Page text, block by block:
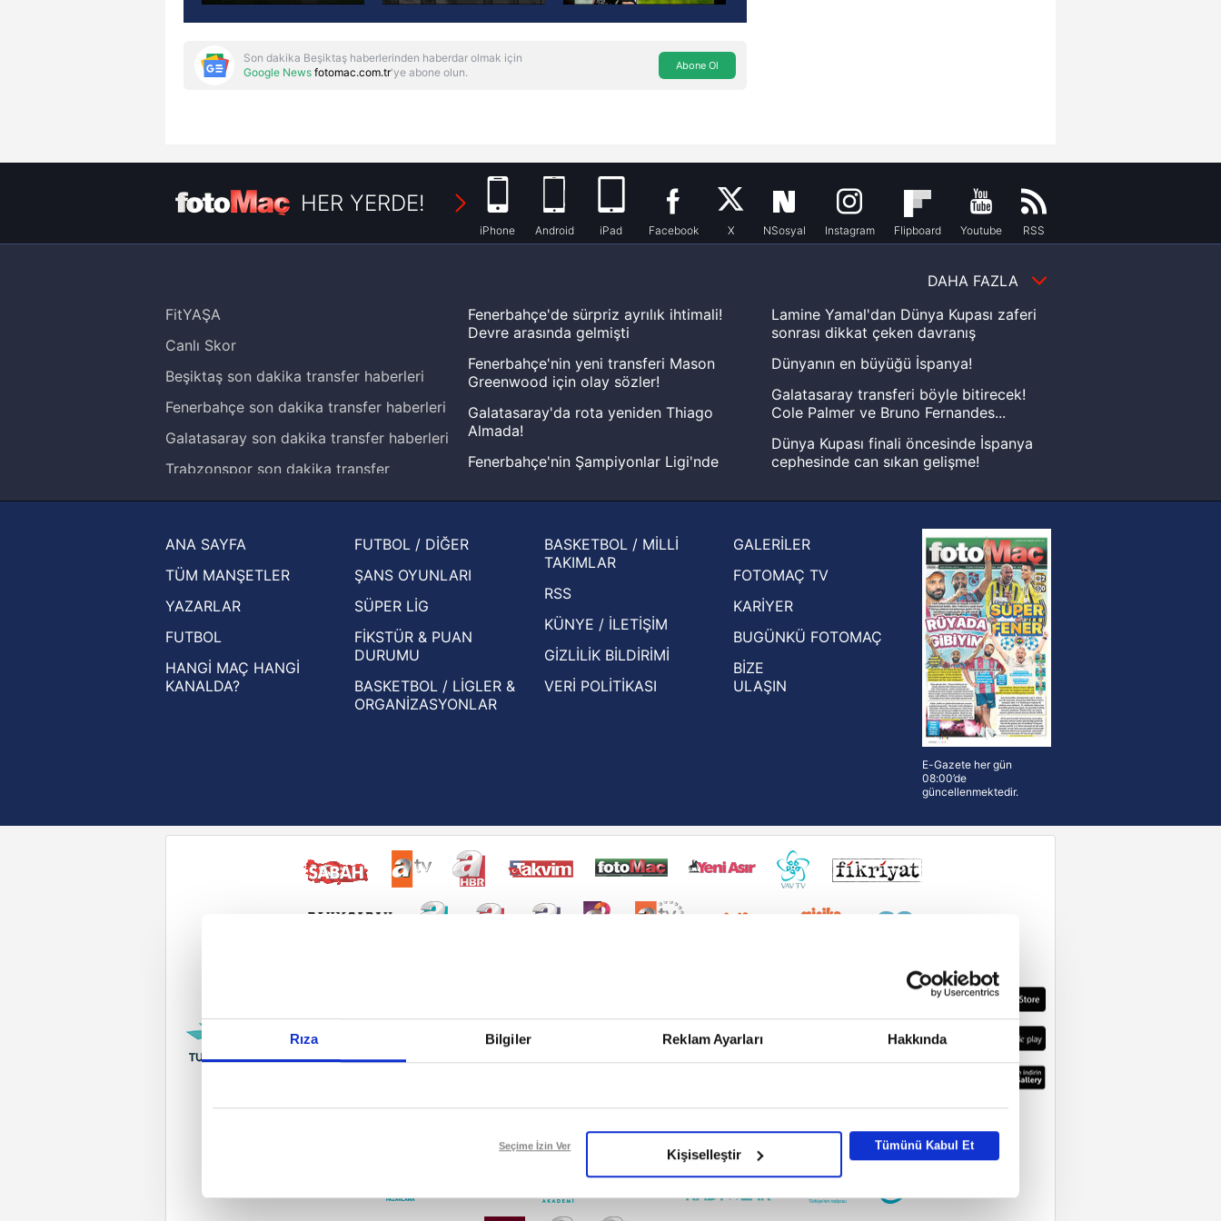
Rıza Bilgiler Reklam Ayarları Hakkında
Reddet
Seçime İzin Ver
Kişiselleştir
Tümünü Kabul Et
Son dakika Beşiktaş haberlerinden haberdar olmak için
Google News fotomac.com.tr'ye abone olun. Abone Ol
HER YERDE!
iPhone Android iPad Facebook X NSosyal Instagram Flipboard Youtube RSS
DAHA FAZLA
FitYAŞA
Canlı Skor
Beşiktaş son dakika transfer haberleri
Fenerbahçe son dakika transfer haberleri
Galatasaray son dakika transfer haberleri
Trabzonspor son dakika transfer
Ziraat Türkiye Kupası haberleri
UEFA Şampiyonlar Ligi haberleri
UEFA Avrupa Ligi haberleri
UEFA Konferans Ligi haberleri
Fenerbahçe'de sürpriz ayrılık ihtimali!
Devre arasında gelmişti
Fenerbahçe'nin yeni transferi Mason
Greenwood için olay sözler!
Galatasaray'da rota yeniden Thiago
Almada!
Fenerbahçe'nin Şampiyonlar Ligi'nde
Zabrze'yi elerlerse...
basından gündem olan manşetler!
Beşiktaş'ın UEFA Avrupa Ligi'nde 3. Ön
Eleme Turu muhtemel rakipleri belli oldu!
Lamine Yamal'dan Dünya Kupası zaferi
sonrası dikkat çeken davranış
Dünyanın en büyüğü İspanya!
Galatasaray transferi böyle bitirecek!
Cole Palmer ve Bruno Fernandes...
Dünya Kupası finali öncesinde İspanya
cephesinde can sıkan gelişme!
Hernan Crespo, Meksika Ligi
ekiplerinden Atlas'ın yeni teknik direktörü
oldu
ANA SAYFA
TÜM MANŞETLER
YAZARLAR
FUTBOL
HANGİ MAÇ HANGİ
KANALDA?
FUTBOL / DİĞER
ŞANS OYUNLARI
SÜPER LİG
FİKSTÜR & PUAN
DURUMU
BASKETBOL / LİGLER &
ORGANİZASYONLAR
BASKETBOL / MİLLİ
TAKIMLAR
RSS
KÜNYE / İLETİŞİM
GİZLİLİK BİLDİRİMİ
VERİ POLİTİKASI
GALERİLER
FOTOMAÇ TV
KARİYER
BUGÜNKÜ FOTOMAÇ
BİZE
ULAŞIN
E-Gazete her gün
08:00’de
güncellenmektedir.